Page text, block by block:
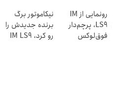
رونمایی از IM
LS9، پرچم‌دار
فوق‌لوکس
نیکاموتور برگ
برنده جدیدش را
رو کرد، IM LS9